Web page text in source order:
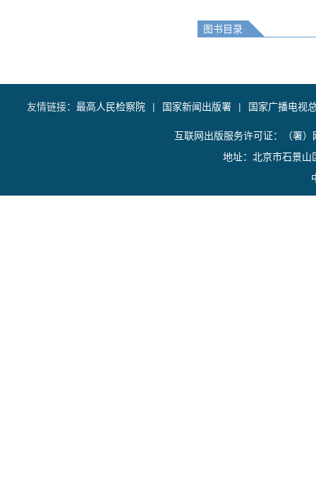
图书目录
友情链接： 最高人民检察院 | 国家新闻出版署 | 国家广播电视
互联网出版服务许可证：（署
地址：北京市石景